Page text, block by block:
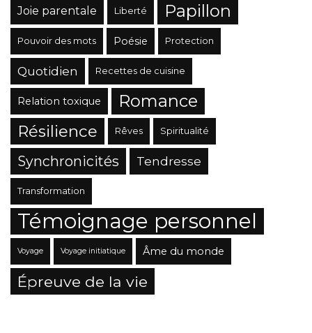
Joie parentale Liberté Papillon
Pouvoir des mots Poésie Protection
Quotidien Recettes de cuisine
Relation toxique Romance
Résilience Rêves Spiritualité
Synchronicités Tendresse
Transformation
Témoignage personnel
Voyage Voyage initiatique Âme du monde
Épreuve de la vie